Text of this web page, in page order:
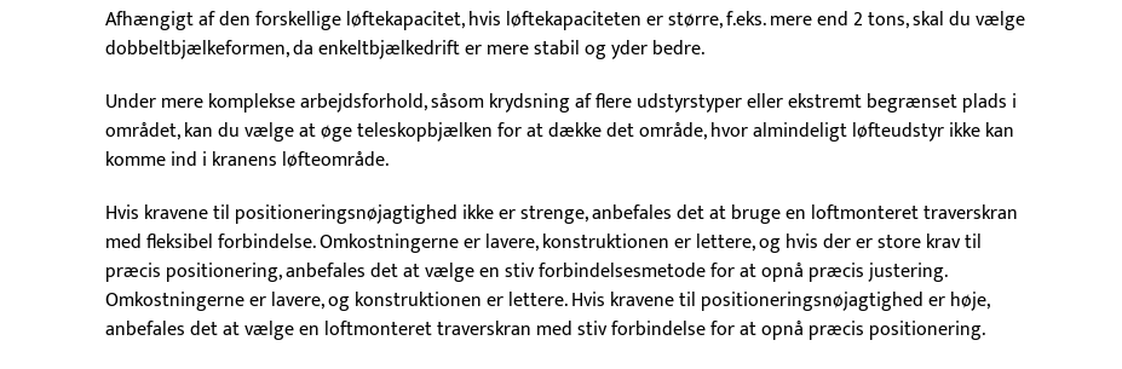
Afhængigt af den forskellige løftekapacitet, hvis løftekapaciteten er større, f.eks. mere end 2 tons, skal du vælge
dobbeltbjælkeformen, da enkeltbjælkedrift er mere stabil og yder bedre.
Under mere komplekse arbejdsforhold, såsom krydsning af flere udstyrstyper eller ekstremt begrænset plads i
området, kan du vælge at øge teleskopbjælken for at dække det område, hvor almindeligt løfteudstyr ikke kan
komme ind i kranens løfteområde.
Hvis kravene til positioneringsnøjagtighed ikke er strenge, anbefales det at bruge en loftmonteret traverskran
med fleksibel forbindelse. Omkostningerne er lavere, konstruktionen er lettere, og hvis der er store krav til
præcis positionering, anbefales det at vælge en stiv forbindelsesmetode for at opnå præcis justering.
Omkostningerne er lavere, og konstruktionen er lettere. Hvis kravene til positioneringsnøjagtighed er høje,
anbefales det at vælge en loftmonteret traverskran med stiv forbindelse for at opnå præcis positionering.